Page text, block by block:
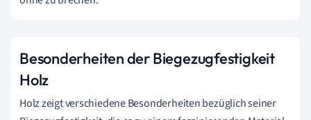
Besonderheiten der Biegezugfestigkeit
Holz
Holz zeigt verschiedene Besonderheiten bezüglich seiner